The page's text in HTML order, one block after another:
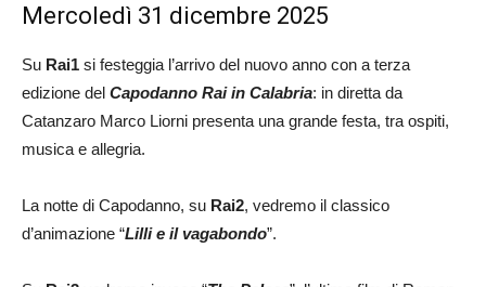
Mercoledì 31 dicembre 2025
Su Rai1 si festeggia l’arrivo del nuovo anno con a terza
edizione del Capodanno Rai in Calabria: in diretta da
Catanzaro Marco Liorni presenta una grande festa, tra ospiti,
musica e allegria.
La notte di Capodanno, su Rai2, vedremo il classico
d’animazione “Lilli e il vagabondo”.